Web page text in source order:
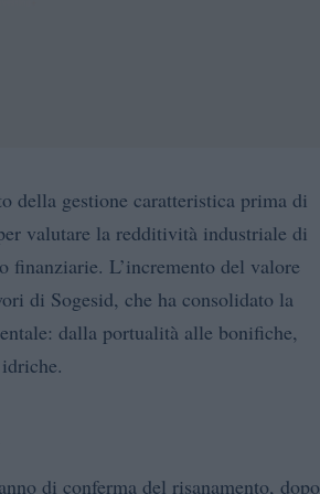
della gestione caratteristica prima di
valutare la redditività industriale di
finanziarie. L’incremento del valore
di Sogesid, che ha consolidato la
dalla portualità alle bonifiche,
di conferma del risanamento, dopo